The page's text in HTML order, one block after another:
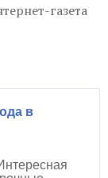
газета
в